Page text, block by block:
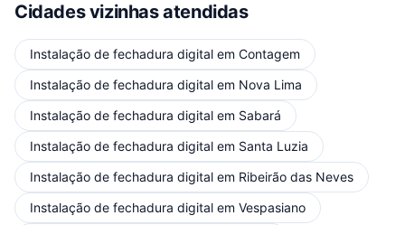
Cidades vizinhas atendidas
Instalação de fechadura digital em Contagem
Instalação de fechadura digital em Nova Lima
Instalação de fechadura digital em Sabará
Instalação de fechadura digital em Santa Luzia
Instalação de fechadura digital em Ribeirão das Neves
Instalação de fechadura digital em Vespasiano